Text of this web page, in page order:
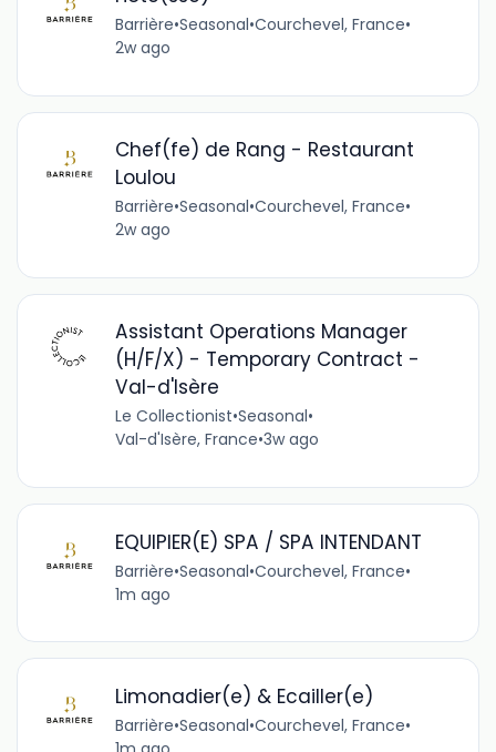
Barrière•Seasonal•Courchevel, France•
2w ago
Chef(fe) de Rang - Restaurant
Loulou
Barrière•Seasonal•Courchevel, France•
2w ago
Assistant Operations Manager
(H/F/X) - Temporary Contract -
Val-d'Isère
Le Collectionist•Seasonal•
Val-d'Isère, France•3w ago
EQUIPIER(E) SPA / SPA INTENDANT
Barrière•Seasonal•Courchevel, France•
1m ago
Limonadier(e) & Ecailler(e)
Barrière•Seasonal•Courchevel, France•